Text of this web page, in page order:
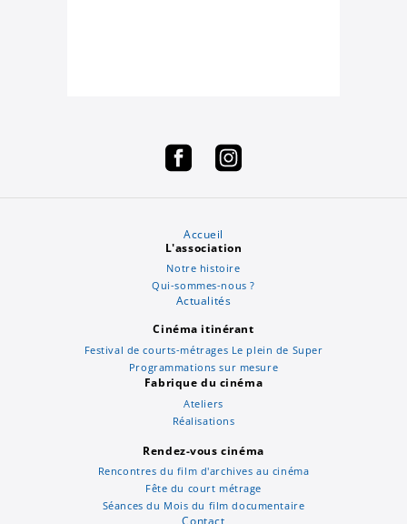
Accueil
L'association
Notre histoire
Qui-sommes-nous ?
Actualités
Cinéma itinérant
Festival de courts-métrages Le plein de Super
Programmations sur mesure
Fabrique du cinéma
Ateliers
Réalisations
Rendez-vous cinéma
Rencontres du film d'archives au cinéma
Fête du court métrage
Séances du Mois du film documentaire